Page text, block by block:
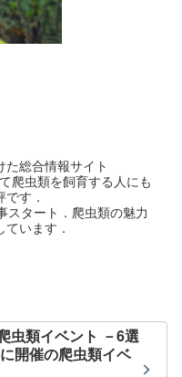
た総合情報サイト
爬虫類を飼育する人にも
す．
スタート．爬虫類の魅力
います．
虫類イベント －6選
開催の爬虫類イベ